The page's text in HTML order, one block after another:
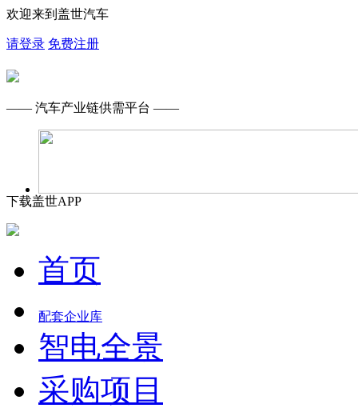
欢迎来到盖世汽车
请登录 免费注册
—— 汽车产业链供需平台 ——
下载盖世APP
首页
配套企业库
智电全景
采购项目